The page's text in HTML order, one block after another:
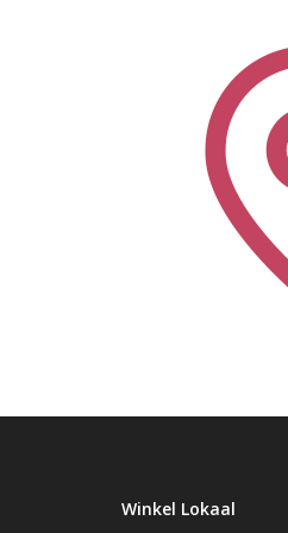
Winkel Lokaal